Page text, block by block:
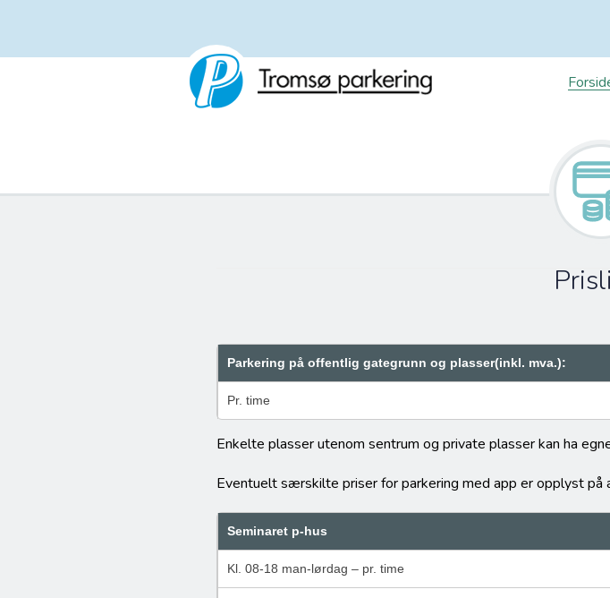
innhold
Parkering på offentlig gategrunn og plasser(inkl. mva.):
Pr. time
Enkelte plasser utenom sentrum og private plasser kan ha
Eventuelt særskilte priser for parkering med app er opplyst på
Seminaret p-hus
Kl. 08-18 man-lørdag – pr. time